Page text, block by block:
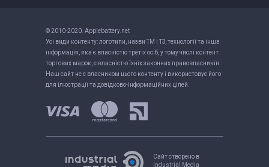
© 2010-2020. Applebattery.net
Усі види контенту: логотипи, назви ТМ і ТЗ, технології та інша
інформація, яка є власністю третіх осіб, у тому числі контент
торгових марок, є власністю їхніх законних правовласників.
Наш сайт не є власником цього контенту і використовує його
для ілюстрації та довідково-інформаційних цілей.
Сайт створено в
Industrial Media